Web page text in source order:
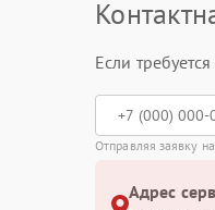
Если
Отправляя заявку
Адрес